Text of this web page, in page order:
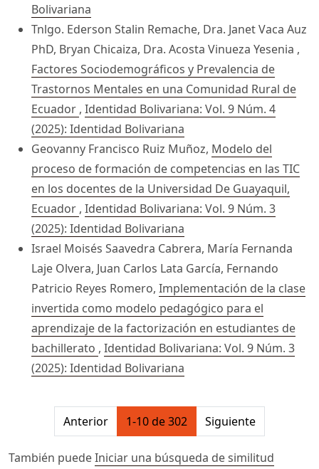
Bolivariana
Tnlgo. Ederson Stalin Remache, Dra. Janet Vaca Auz
PhD, Bryan Chicaiza, Dra. Acosta Vinueza Yesenia ,
Factores Sociodemográficos y Prevalencia de
Trastornos Mentales en una Comunidad Rural de
Ecuador , Identidad Bolivariana: Vol. 9 Núm. 4
(2025): Identidad Bolivariana
Geovanny Francisco Ruiz Muñoz, Modelo del
proceso de formación de competencias en las TIC
en los docentes de la Universidad De Guayaquil,
Ecuador , Identidad Bolivariana: Vol. 9 Núm. 3
(2025): Identidad Bolivariana
Israel Moisés Saavedra Cabrera, María Fernanda
Laje Olvera, Juan Carlos Lata García, Fernando
Patricio Reyes Romero, Implementación de la clase
invertida como modelo pedagógico para el
aprendizaje de la factorización en estudiantes de
bachillerato , Identidad Bolivariana: Vol. 9 Núm. 3
(2025): Identidad Bolivariana
##issue.pagination##
Anterior 1-10 de 302 Siguiente
También puedeIniciar una búsqueda de similitud